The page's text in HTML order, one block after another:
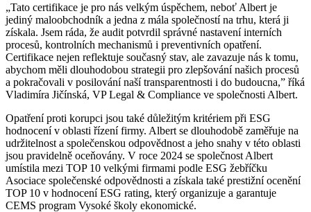
„Tato certifikace je pro nás velkým úspěchem, neboť Albert je
jediný maloobchodník a jedna z mála společností na trhu, která ji
získala. Jsem ráda, že audit potvrdil správné nastavení interních
procesů, kontrolních mechanismů i preventivních opatření.
Certifikace nejen reflektuje současný stav, ale zavazuje nás k tomu,
abychom měli dlouhodobou strategii pro zlepšování našich procesů
a pokračovali v posilování naší transparentnosti i do budoucna,” říká
Vladimíra Jičínská, VP Legal & Compliance ve společnosti Albert.
Opatření proti korupci jsou také důležitým kritériem při ESG
hodnocení v oblasti řízení firmy. Albert se dlouhodobě zaměřuje na
udržitelnost a společenskou odpovědnost a jeho snahy v této oblasti
jsou pravidelně oceňovány. V roce 2024 se společnost Albert
umístila mezi TOP 10 velkými firmami podle ESG žebříčku
Asociace společenské odpovědnosti a získala také prestižní ocenění
TOP 10 v hodnocení ESG rating, který organizuje a garantuje
CEMS program Vysoké školy ekonomické.